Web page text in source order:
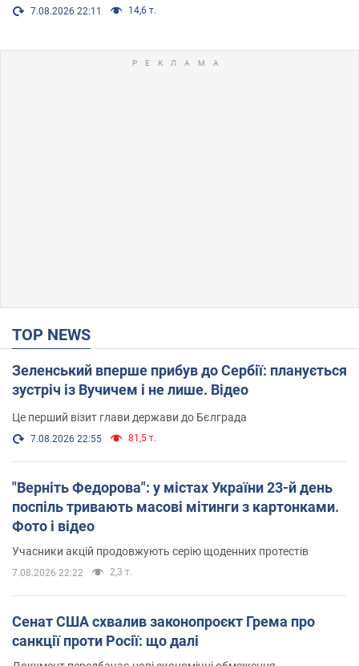
7.08.2026 22:11 14,6 т.
TOP NEWS
Зеленський вперше прибув до Сербії: планується
зустріч із Вучичем і не лише. Відео
Це перший візит глави держави до Бєлграда
7.08.2026 22:55 81,5 т.
"Верніть Федорова": у містах України 23-й день
поспіль тривають масові мітинги з картонками.
Фото і відео
Учасники акцій продовжують серію щоденних протестів
7.08.2026 22:22 2,3 т.
Сенат США схвалив законопроєкт Грема про
санкції проти Росії: що далі